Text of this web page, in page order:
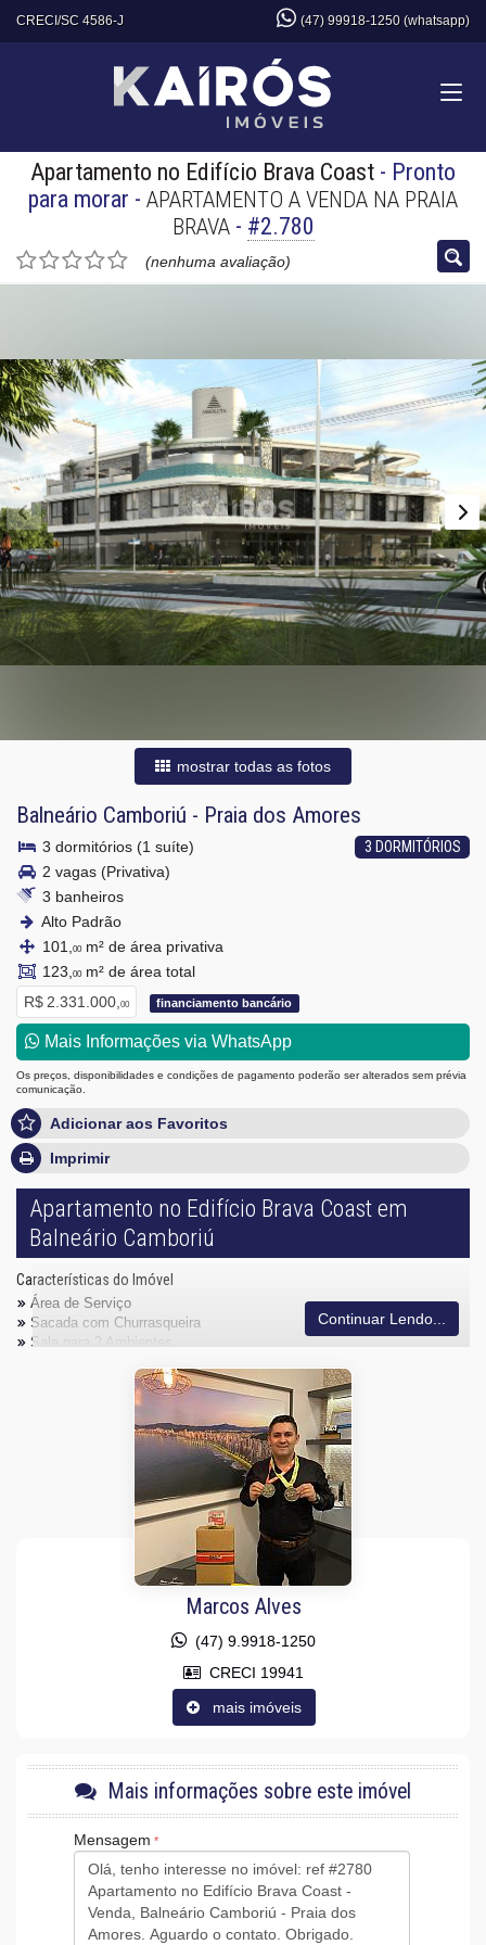
CRECI/SC 4586-J (47) 99918-1250 (whatsapp)
Apartamento no Edifício Brava Coast - Pronto
para morar - APARTAMENTO A VENDA NA PRAIA
BRAVA- #2.780
(nenhuma avaliação)
mostrar todas as fotos
Balneário Camboriú - Praia dos Amores
3 DORMITÓRIOS
3 dormitórios (1 suíte)
2 vagas (Privativa)
3 banheiros
Alto Padrão
101,
00m² de área privativa
123, 00m² de área total
R$ 2.331.000, 00 financiamento bancário
Mais Informações via WhatsApp
Os preços, disponibilidades e condições de pagamento poderão ser alterados sem prévia
comunicação.
Adicionar aos Favoritos
Imprimir
Apartamento no Edifício Brava Coast em
Balneário Camboriú
Características do Imóvel
Área de Serviço
Sacada com Churrasqueira
Sala para 2 Ambientes
Piso Porcelanato
Acabamento em Gesso
Fechadura Eletrônica
Características do Empreendimento
Medidores Individuais
Box de Praia
Hall Decorado e Mobiliado
Acessibilidade para PNE
Continuar Lendo...
Marcos Alves
(47) 9.9918-1250
CRECI 19941
mais imóveis
Mais informações sobre este imóvel
Mensagem